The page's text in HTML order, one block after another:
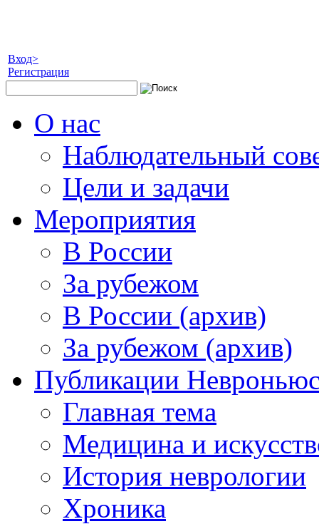
Вход>
Регистрация
О нас
Наблюдательный
Цели и задачи
Мероприятия
В России
За рубежом
В России (архив)
За рубежом (архив)
Публикации
Главная тема
Медицина и
История неврологии
Хроника